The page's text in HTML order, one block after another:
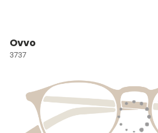
Ovvo
3737